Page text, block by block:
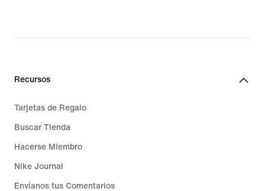
Recursos
Tarjetas de Regalo
Buscar Tienda
Hacerse Miembro
Nike Journal
Envíanos tus Comentarios